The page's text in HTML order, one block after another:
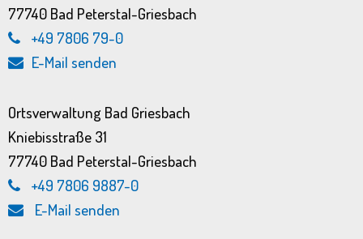
77740 Bad Peterstal-Griesbach
+49 7806 79-0
E-Mail senden
Ortsverwaltung Bad Griesbach
Kniebisstraße 31
77740 Bad Peterstal-Griesbach
+49 7806 9887-0
E-Mail senden